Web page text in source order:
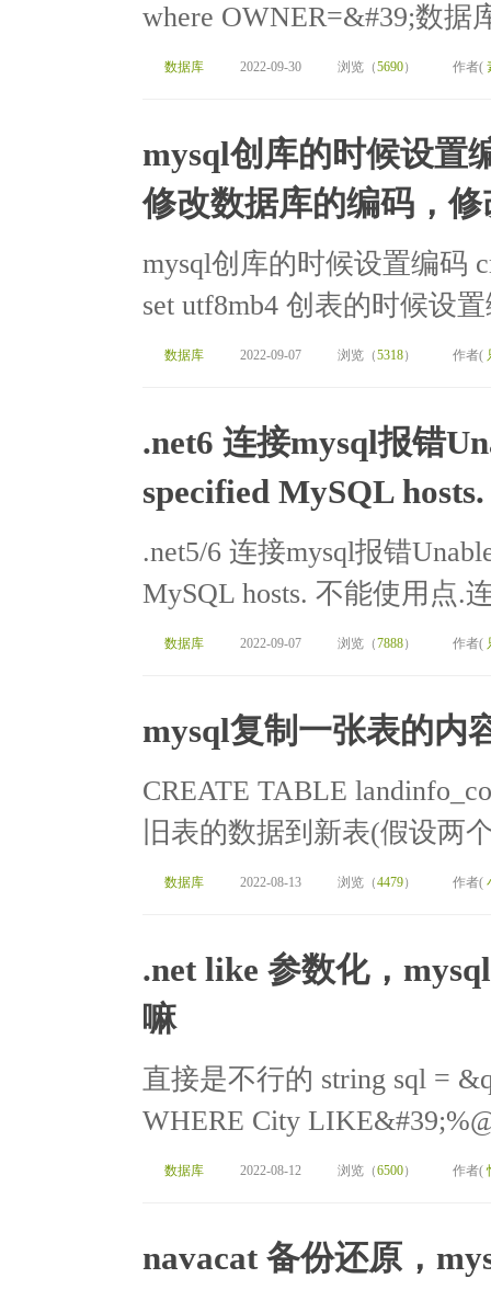
where OWNER=&#39;数据
数据库 2022-09-30 浏览（5690） 作者(
mysql创库的时候设置
修改数据库的编码，
mysql创库的时候设置编码
set utf8mb4 创表的时候设
数据库 2022-09-07 浏览（5318） 作者(
.net6 连接mysql报错
specified MySQL hosts.
.net5/6 连接mysql报错
MySQL hosts. 不能使用点.
数据库 2022-09-07 浏览（7888） 作者(
mysql复制一张表的内
CREATE TABLE
旧表的数据到新表(假设两
数据库 2022-08-13 浏览（4479） 作者(
.net like 参数化，
嘛
直接是不行的 string sql =
WHERE City
数据库 2022-08-12 浏览（6500） 作者(
navacat 备份还原，